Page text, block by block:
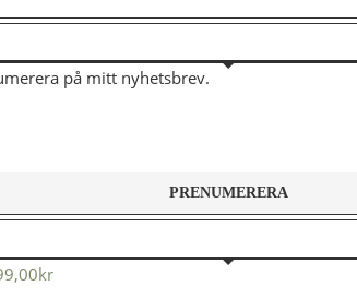
på mitt nyhetsbrev.
kr